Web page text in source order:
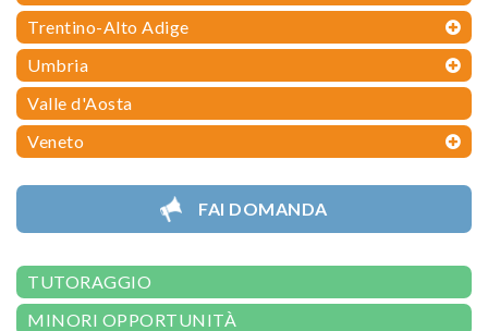
Trentino-Alto Adige
Umbria
Valle d'Aosta
Veneto
FAI DOMANDA
TUTORAGGIO
MINORI OPPORTUNITÀ